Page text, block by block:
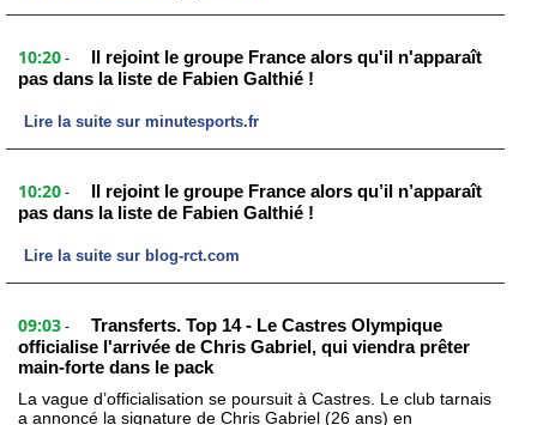
10:20 -
Il rejoint le groupe France alors qu'il n'apparaît
pas dans la liste de Fabien Galthié !
Lire la suite sur minutesports.fr
10:20 -
Il rejoint le groupe France alors qu’il n’apparaît
pas dans la liste de Fabien Galthié !
Lire la suite sur blog-rct.com
09:03 -
Transferts. Top 14 - Le Castres Olympique
officialise l'arrivée de Chris Gabriel, qui viendra prêter
main-forte dans le pack
La vague d’officialisation se poursuit à Castres. Le club tarnais
a annoncé la signature de Chris Gabriel (26 ans) en